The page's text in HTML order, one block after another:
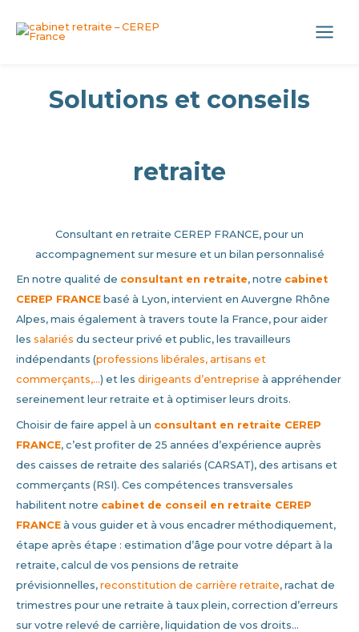
Main
Solutions et conseils
retraite
Consultant en retraite CEREP FRANCE, pour un
accompagnement sur mesure et un bilan personnalisé
En notre qualité de consultant en retraite, notre cabinet
CEREP FRANCE basé à Lyon, intervient en Auvergne Rhône
Alpes, mais également à travers toute la France, pour aider
les salariés du secteur privé et public, les travailleurs
indépendants (professions libérales, artisans et
commerçants,…) et les dirigeants d’entreprise à appréhender
sereinement leur retraite et à optimiser leurs droits.
Choisir de faire appel à un consultant en retraite CEREP
FRANCE, c’est profiter de 25 années d’expérience auprès
des caisses de retraite des salariés (CARSAT), des artisans et
commerçants (RSI). Ces compétences transversales
habilitent notre cabinet de conseil en retraite CEREP
FRANCE à vous guider et à vous encadrer méthodiquement,
étape après étape : estimation d’âge pour votre départ à la
retraite, calcul de vos pensions de retraite
prévisionnelles, reconstitution de carrière retraite, rachat de
trimestres pour une retraite à taux plein, correction d’erreurs
sur votre relevé de carrière, liquidation de vos droits…